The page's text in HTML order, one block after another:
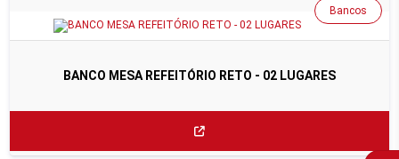
BANCO MESA REFEITÓRIO RETO - 02 LUGARES
Bancos